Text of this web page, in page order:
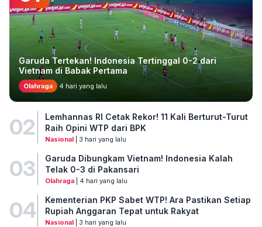
Garuda Tertekan! Indonesia Tertinggal 0-2 dari
Vietnam di Babak Pertama
Olahraga 4 hari yang lalu
02
Lemhannas RI Cetak Rekor! 11 Kali Berturut-Turut
Raih Opini WTP dari BPK
Nasional| 3 hari yang lalu
03
Garuda Dibungkam Vietnam! Indonesia Kalah
Telak 0-3 di Pakansari
Olahraga| 4 hari yang lalu
04
Kementerian PKP Sabet WTP! Ara Pastikan Setiap
Rupiah Anggaran Tepat untuk Rakyat
Nasional| 3 hari yang lalu